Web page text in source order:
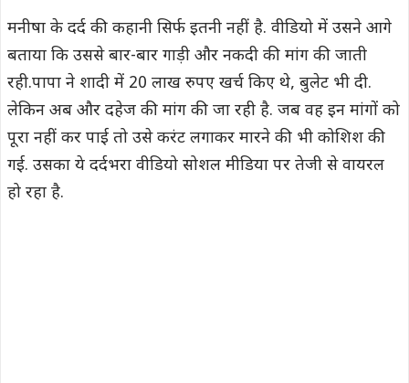
मनीषा के दर्द की कहानी सिर्फ इतनी नहीं है. वीडियो में उसने आगे
बताया कि उससे बार-बार गाड़ी और नकदी की मांग की जाती
रही.पापा ने शादी में 20 लाख रुपए खर्च किए थे, बुलेट भी दी.
लेकिन अब और दहेज की मांग की जा रही है. जब वह इन मांगों को
पूरा नहीं कर पाई तो उसे करंट लगाकर मारने की भी कोशिश की
गई. उसका ये दर्दभरा वीडियो सोशल मीडिया पर तेजी से वायरल
हो रहा है.